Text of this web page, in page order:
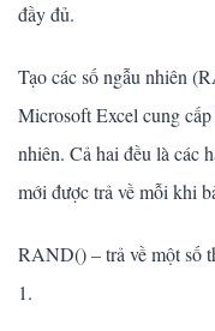
đầy đủ.
Tạo các số ngẫu nhiên
Microsoft Excel cung
nhiên. Cả hai đều là các
mới được trả về mỗi khi
RAND() – trả về một số
1.